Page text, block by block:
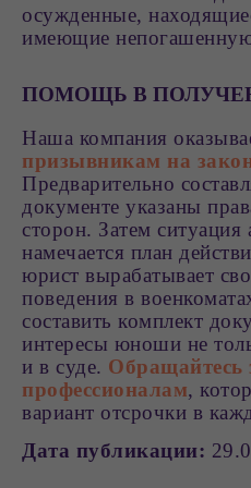
осужденные,
имеющие
ПОМОЩЬ В
Наша компания
призывникам на
Предварительно
документе указаны
сторон. Затем ситуация
намечается план
юрист вырабатывает
поведения в
составить комплект
интересы юноши не
и в суде.
профессионалам,
вариант отсрочки в
Дата публикации: